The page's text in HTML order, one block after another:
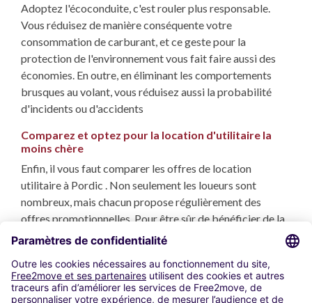
Adoptez l'écoconduite, c'est rouler plus responsable.
Vous réduisez de manière conséquente votre
consommation de carburant, et ce geste pour la
protection de l'environnement vous fait faire aussi des
économies. En outre, en éliminant les comportements
brusques au volant, vous réduisez aussi la probabilité
d'incidents ou d'accidents
Comparez et optez pour la location d'utilitaire la
moins chère
Enfin, il vous faut comparer les offres de location
utilitaire à Pordic . Non seulement les loueurs sont
nombreux, mais chacun propose régulièrement des
offres promotionnelles. Pour être sûr de bénéficier de la
meilleure offre et des tarifs les plus avantageux, confiez
découvrez notrecomparateur de location utilitaireà
Pordic.